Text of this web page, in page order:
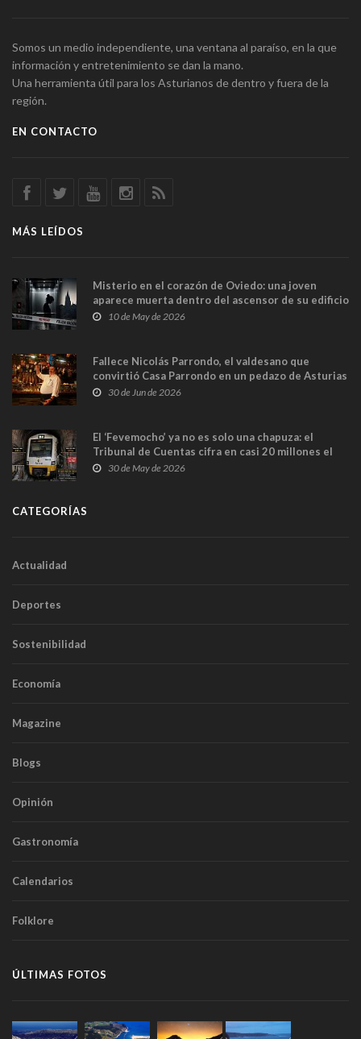
Somos un medio independiente, una ventana al paraíso, en la que
información y entretenimiento se dan la mano.
Una herramienta útil para los Asturianos de dentro y fuera de la
región.
EN CONTACTO
MÁS LEÍDOS
Misterio en el corazón de Oviedo: una joven
aparece muerta dentro del ascensor de su edificio
y las cámaras captan sus últimos minutos
10 de May de 2026
Fallece Nicolás Parrondo, el valdesano que
convirtió Casa Parrondo en un pedazo de Asturias
en Madrid
30 de Jun de 2026
El ‘Fevemocho’ ya no es solo una chapuza: el
Tribunal de Cuentas cifra en casi 20 millones el
sobrecoste de los trenes que no cabían por los
30 de May de 2026
CATEGORÍAS
Actualidad
Deportes
Sostenibilidad
Economía
Magazine
Blogs
Opinión
Gastronomía
Calendarios
Folklore
ÚLTIMAS FOTOS